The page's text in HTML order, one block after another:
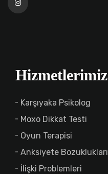
Hizmetlerimiz
Karşıyaka Psikolog
Moxo Dikkat Testi
Oyun Terapisi
Anksiyete Bozuklukları
İlişki Problemleri